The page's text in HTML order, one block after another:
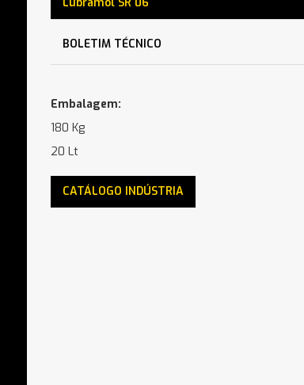
BOLETIM TÉCNICO
Embalagem:
180 Kg
20 Lt
CATÁLOGO INDÚSTRIA